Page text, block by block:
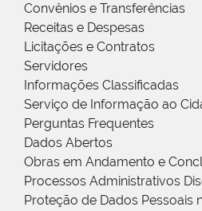
Convênios e Transferências
Receitas e Despesas
Licitações e Contratos
Servidores
Informações Classificadas
Serviço de Informação ao
Perguntas Frequentes
Dados Abertos
Obras em Andamento e
Processos Administrativos
Proteção de Dados Pessoais